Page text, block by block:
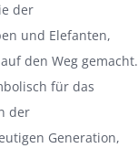
der
und Elefanten,
den Weg gemacht.
für das
der
Generation,